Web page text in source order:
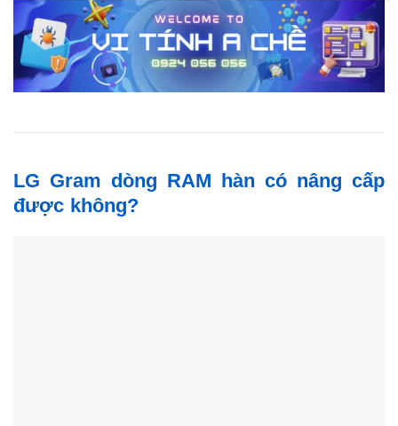
LG Gram dòng RAM hàn có nâng cấp
được không?